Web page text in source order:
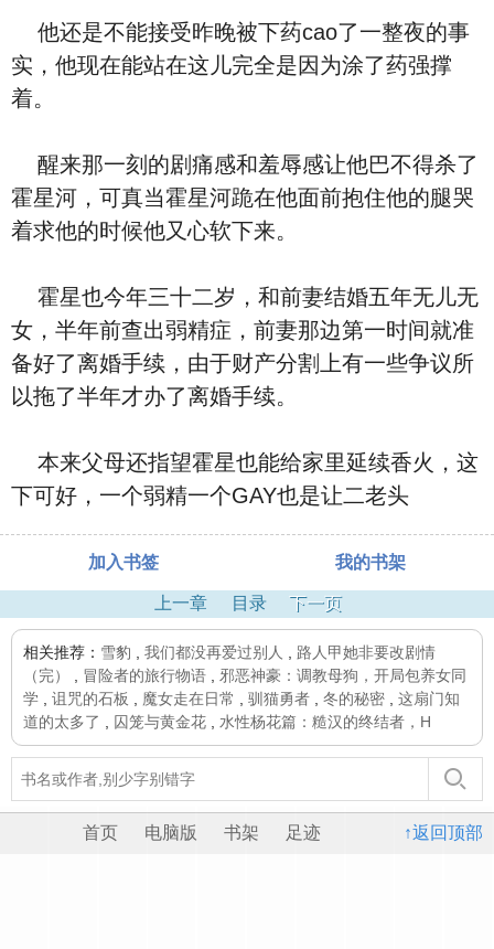
他还是不能接受昨晚被下药cao了一整夜的事
实，他现在能站在这儿完全是因为涂了药强撑
着。
醒来那一刻的剧痛感和羞辱感让他巴不得杀了
霍星河，可真当霍星河跪在他面前抱住他的腿哭
着求他的时候他又心软下来。
霍星也今年三十二岁，和前妻结婚五年无儿无
女，半年前查出弱精症，前妻那边第一时间就准
备好了离婚手续，由于财产分割上有一些争议所
以拖了半年才办了离婚手续。
本来父母还指望霍星也能给家里延续香火，这
下可好，一个弱精一个GAY也是让二老头
加入书签 我的书架
上一章 目录 下一页
相关推荐： 雪豹 我们都没再爱过别人
路人甲她非要改剧情
（完）
冒险者的旅行物语
邪恶神豪：调教母狗，开局包养女同
学
诅咒的石板 魔女走在日常 驯猫勇者 冬的秘密
这扇门知
道的太多了
囚笼与黄金花 水性杨花篇：糙汉的终结者，H
↑返回顶部
首页 电脑版 书架 足迹